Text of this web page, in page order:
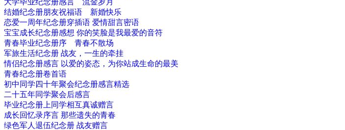
大学毕业纪念册感言 流金岁月
结婚纪念册朋友祝福语 新婚快乐
恋爱一周年纪念册穿插语 爱情甜言密语
宝宝成长纪念册感想 你的笑脸是我最爱的音符
青春毕业纪念册序 青春不散场
军旅生活纪念册 战友，一生的牵挂
情侣纪念册感言 以爱的姿态，为你站成生命的最美
青春纪念册卷首语
初中同学四十年聚会纪念册感言精选
二十五年同学聚会后感言
毕业纪念册上同学相互真诚赠言
成长回忆录序言 那些遗失的青春
绿色军人退伍纪念册 战友赠言